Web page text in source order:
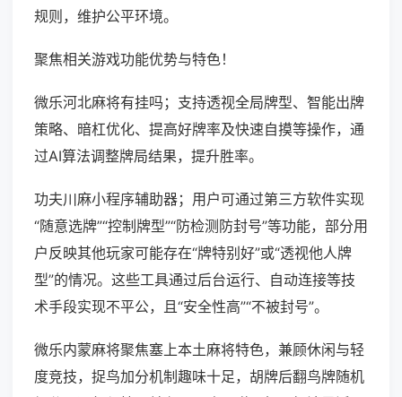
规则，维护公平环境。
聚焦相关游戏功能优势与特色！
微乐河北麻将有挂吗；支持透视全局牌型、智能出牌
策略、暗杠优化、提高好牌率及快速自摸等操作，通
过AI算法调整牌局结果，提升胜率。
功夫川麻小程序辅助器；用户可通过第三方软件实现
“随意选牌”“控制牌型”“防检测防封号”等功能，部分用
户反映其他玩家可能存在“牌特别好”或“透视他人牌
型”的情况。这些工具通过后台运行、自动连接等技
术手段实现不平公，且“安全性高”“不被封号”。
微乐内蒙麻将聚焦塞上本土麻将特色，兼顾休闲与轻
度竞技，捉鸟加分机制趣味十足，胡牌后翻鸟牌随机